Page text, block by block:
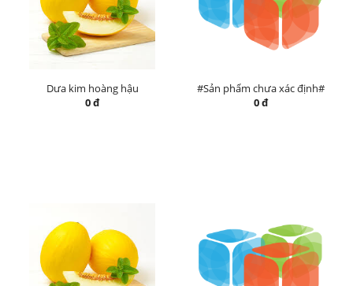
Dưa kim hoàng hậu
0 đ
#Sản phẩm chưa xác định#
0 đ